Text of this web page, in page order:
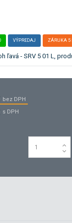
VÝPREDAJ ZÁRUKA 5
ľavá - SRV 5 01 L,
bez DPH
s DPH